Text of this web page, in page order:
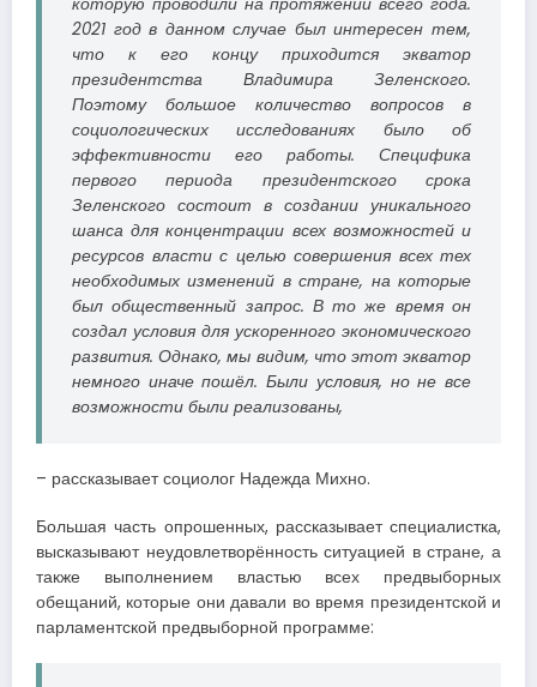
2021 год в данном случае был интересен тем,
что к его концу приходится экватор
президентства Владимира Зеленского.
Поэтому большое количество вопросов в
социологических исследованиях было об
эффективности его работы. Специфика
первого периода президентского срока
Зеленского состоит в создании уникального
шанса для концентрации всех возможностей и
ресурсов власти с целью совершения всех тех
необходимых изменений в стране, на которые
был общественный запрос. В то же время он
создал условия для ускоренного экономического
развития. Однако, мы видим, что этот экватор
немного иначе пошёл. Были условия, но не все
возможности были реализованы,
– рассказывает социолог Надежда Михно.
Большая часть опрошенных, рассказывает специалистка,
высказывают неудовлетворённость ситуацией в стране, а
также выполнением властью всех предвыборных
обещаний, которые они давали во время президентской и
парламентской предвыборной программе: